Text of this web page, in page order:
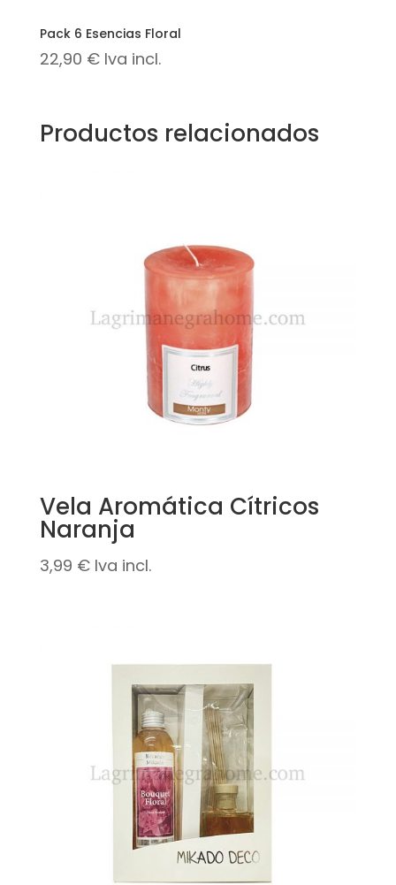
Pack 6 Esencias Floral
22,90 € Iva incl.
Productos relacionados
Vela Aromática Cítricos
Naranja
3,99 € Iva incl.